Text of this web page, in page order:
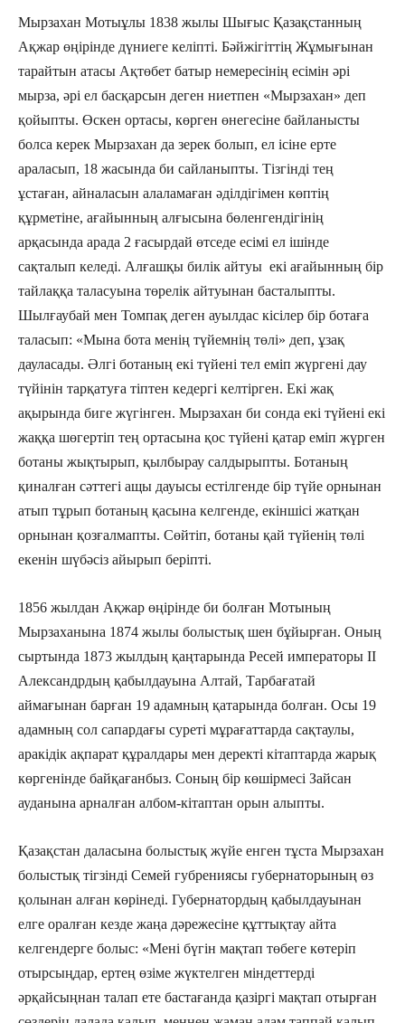
Мырзахан Мотыұлы 1838 жылы Шығыс Қазақстанның
Ақжар өңірінде дүниеге келіпті. Бәйжігіттің Жұмығынан
тарайтын атасы Ақтөбет батыр немересінің есімін әрі
мырза, әрі ел басқарсын деген ниетпен «Мырзахан» деп
қойыпты. Өскен ортасы, көрген өнегесіне байланысты
болса керек Мырзахан да зерек болып, ел ісіне ерте
араласып, 18 жасында би сайланыпты. Тізгінді тең
ұстаған, айналасын алаламаған әділдігімен көптің
құрметіне, ағайынның алғысына бөленгендігінің
арқасында арада 2 ғасырдай өтседе есімі ел ішінде
сақталып келеді. Алғашқы билік айтуы екі ағайынның бір
тайлаққа таласуына төрелік айтуынан басталыпты.
Шылғаубай мен Томпақ деген ауылдас кісілер бір ботаға
таласып: «Мына бота менің түйемнің төлі» деп, ұзақ
дауласады. Әлгі ботаның екі түйені тел еміп жүргені дау
түйінін тарқатуға тіптен кедергі келтірген. Екі жақ
ақырында биге жүгінген. Мырзахан би сонда екі түйені екі
жаққа шөгертіп тең ортасына қос түйені қатар еміп жүрген
ботаны жықтырып, қылбырау салдырыпты. Ботаның
қиналған сәттегі ащы дауысы естілгенде бір түйе орнынан
атып тұрып ботаның қасына келгенде, екіншісі жатқан
орнынан қозғалмапты. Сөйтіп, ботаны қай түйенің төлі
екенін шүбәсіз айырып беріпті.
1856 жылдан Ақжар өңірінде би болған Мотының
Мырзаханына 1874 жылы болыстық шен бұйырған. Оның
сыртында 1873 жылдың қаңтарында Ресей императоры ІІ
Александрдың қабылдауына Алтай, Тарбағатай
аймағынан барған 19 адамның қатарында болған. Осы 19
адамның сол сапардағы суреті мұрағаттарда сақтаулы,
аракідік ақпарат құралдары мен деректі кітаптарда жарық
көргенінде байқағанбыз. Соның бір көшірмесі Зайсан
ауданына арналған албом-кітаптан орын алыпты.
Қазақстан даласына болыстық жүйе енген тұста Мырзахан
болыстық тігзінді Семей губрениясы губернаторының өз
қолынан алған көрінеді. Губернатордың қабылдауынан
елге оралған кезде жаңа дәрежесіне құттықтау айта
келгендерге болыс: «Мені бүгін мақтап төбеге көтеріп
отырсыңдар, ертең өзіме жүктелген міндеттерді
әрқайсыңнан талап ете бастағанда қазіргі мақтап отырған